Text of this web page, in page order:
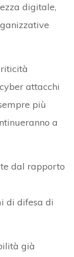
digitale,
attacchi
più
a
dal rapporto
di difesa di
già